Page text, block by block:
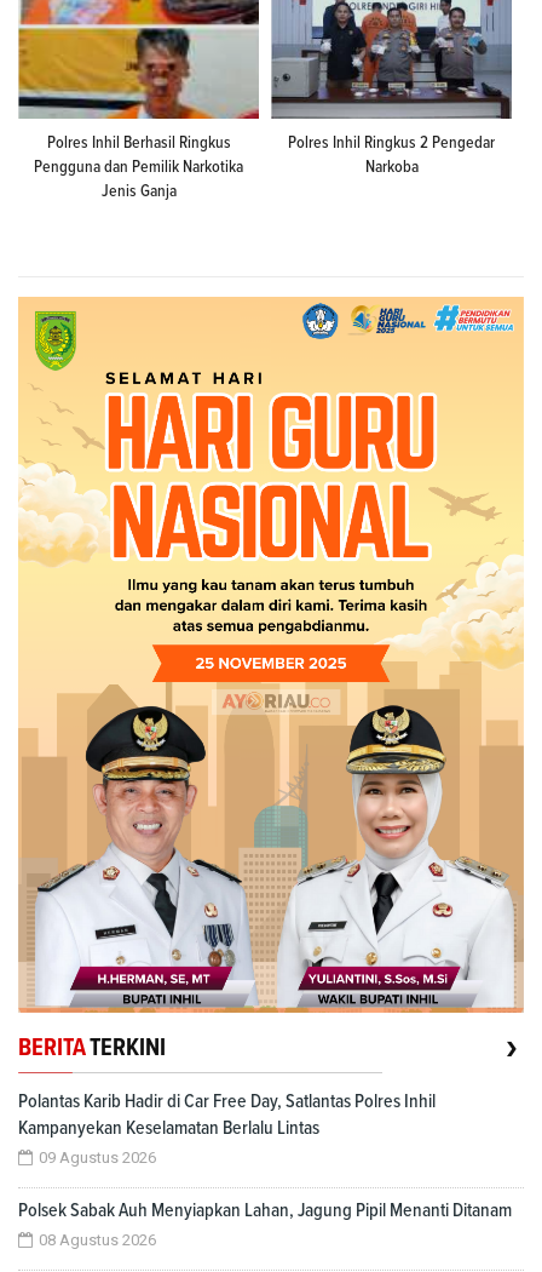
Polres Inhil Berhasil Ringkus
Pengguna dan Pemilik Narkotika
Jenis Ganja
Polres Inhil Ringkus 2 Pengedar
Narkoba
BERITATERKINI ›
Polantas Karib Hadir di Car Free Day, Satlantas Polres Inhil
Kampanyekan Keselamatan Berlalu Lintas
09 Agustus 2026
Polsek Sabak Auh Menyiapkan Lahan, Jagung Pipil Menanti Ditanam
08 Agustus 2026